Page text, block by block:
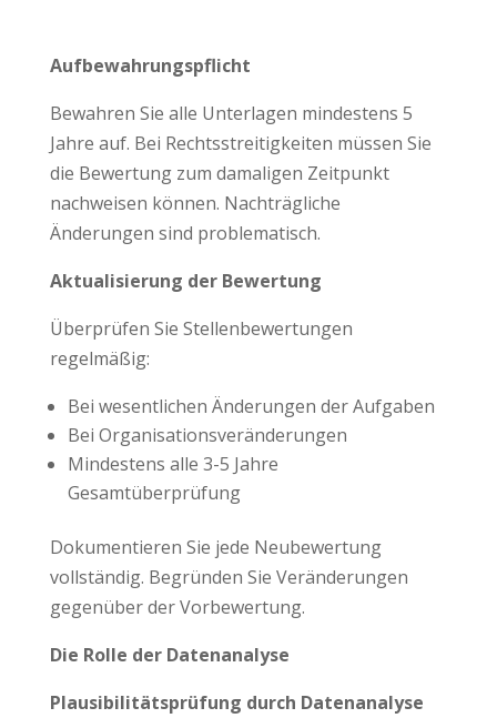
Aufbewahrungspflicht
Bewahren Sie alle Unterlagen mindestens 5
Jahre auf. Bei Rechtsstreitigkeiten müssen Sie
die Bewertung zum damaligen Zeitpunkt
nachweisen können. Nachträgliche
Änderungen sind problematisch.
Aktualisierung der Bewertung
Überprüfen Sie Stellenbewertungen
regelmäßig:
Bei wesentlichen Änderungen der Aufgaben
Bei Organisationsveränderungen
Mindestens alle 3-5 Jahre
Gesamtüberprüfung
Dokumentieren Sie jede Neubewertung
vollständig. Begründen Sie Veränderungen
gegenüber der Vorbewertung.
Die Rolle der Datenanalyse
Plausibilitätsprüfung durch Datenanalyse